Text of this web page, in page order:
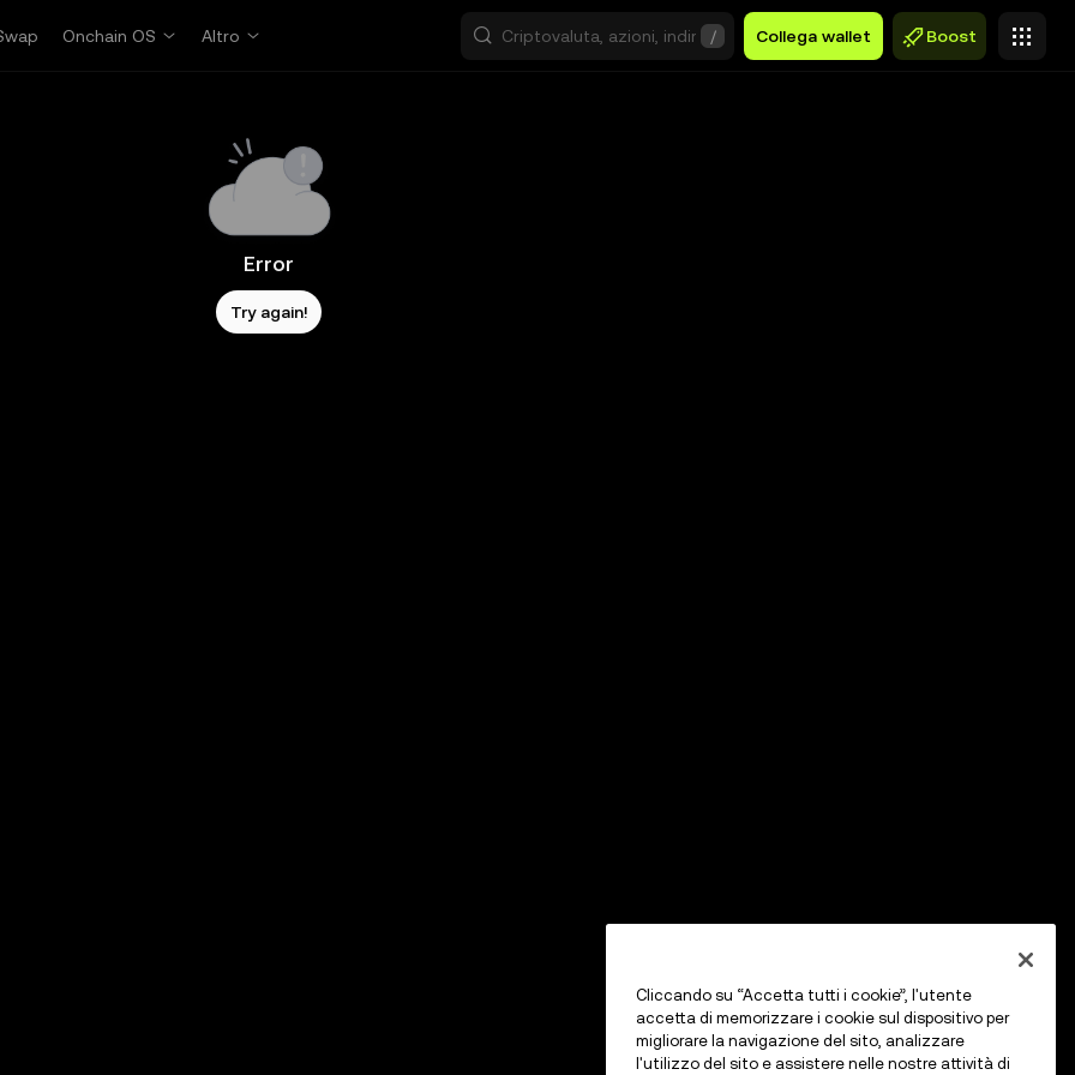
Onchain OS Altro / Collega wallet Boost
Error
Try again!
Cliccando su “Accetta tutti i cookie”, l'utente
accetta di memorizzare i cookie sul dispositivo per
migliorare la navigazione del sito, analizzare
l'utilizzo del sito e assistere nelle nostre attività di